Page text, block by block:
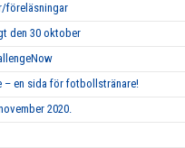
föreläsningar
den 30 oktober
– en sida för fotbollstränare!
2020.